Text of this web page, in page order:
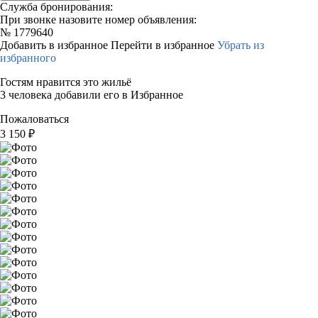
Служба бронирования:
При звонке назовите номер объявления:
№ 1779640
Добавить в избранное Перейти в избранное Убрать из
избранного
Гостям нравится это жильё
3 человека добавили его в Избранное
Пожаловаться
3 150 ₽